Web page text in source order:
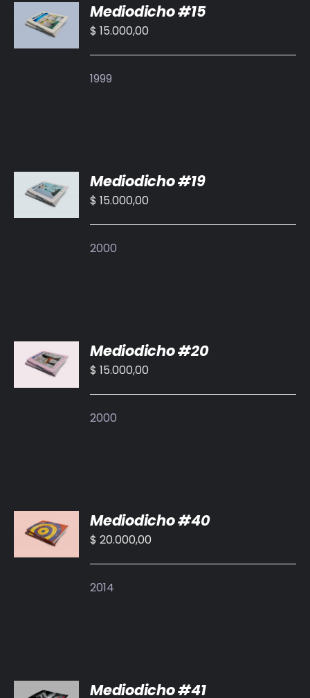
AL
CARRITO
/
Mediodicho #15
$ 15.000,00
1999
AL
CARRITO
/
Mediodicho #19
$ 15.000,00
2000
AL
CARRITO
/
Mediodicho #20
$ 15.000,00
2000
AL
CARRITO
/
Mediodicho #40
$ 20.000,00
2014
AL
Mediodicho #41